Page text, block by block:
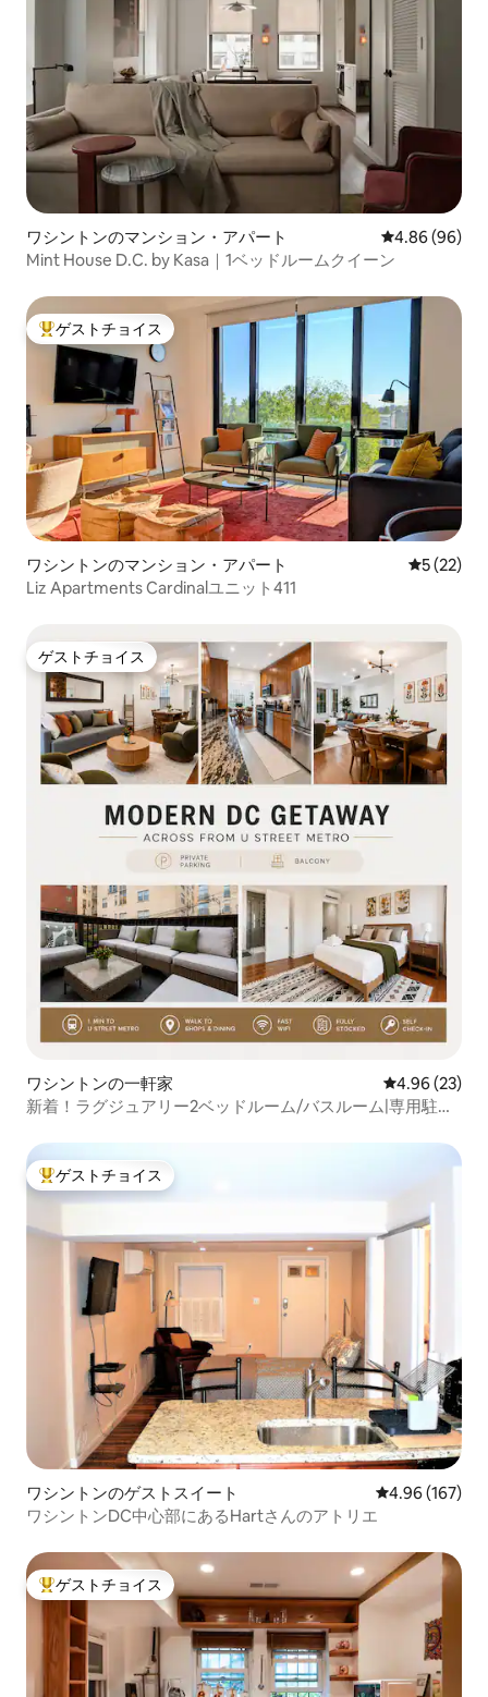
ワシントンのマンション・アパート レビュー96件
4.86 (96)
Mint House D.C. by Kasa｜1ベッドルームクイーン
大好評のゲストチョイスです。
ゲストチョイス
ワシントンのマンション・アパート レビュー
5 (22)
Liz Apartments Cardinalユニット411
ゲストチョイス
ゲストチョイス
ワシントンの一軒家 レビュー23
4.96 (23)
新着！ラグジュアリー2ベッドルーム/バスルーム|専用駐車
大好評のゲストチョイスです。
ゲストチョイス
ワシントンのゲストスイート レビュー167
4.96 (167)
ワシントンDC中心部にあるHartさんのアトリエ
大好評のゲストチョイスです。
ゲストチョイス